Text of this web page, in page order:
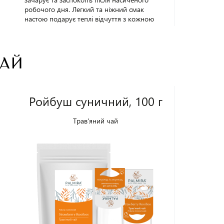
робочого дня. Легкий та ніжний смак
настою подарує теплі відчуття з кожною
Ройбуш суничний, 100 г
Трав'яний чай